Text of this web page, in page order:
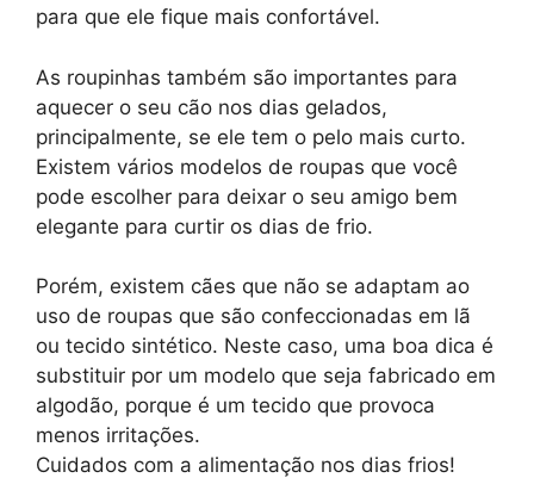
para que ele fique mais confortável.
As roupinhas também são importantes para
aquecer o seu cão nos dias gelados,
principalmente, se ele tem o pelo mais curto.
Existem vários modelos de roupas que você
pode escolher para deixar o seu amigo bem
elegante para curtir os dias de frio.
Porém, existem cães que não se adaptam ao
uso de roupas que são confeccionadas em lã
ou tecido sintético. Neste caso, uma boa dica é
substituir por um modelo que seja fabricado em
algodão, porque é um tecido que provoca
menos irritações.
Cuidados com a alimentação nos dias frios!